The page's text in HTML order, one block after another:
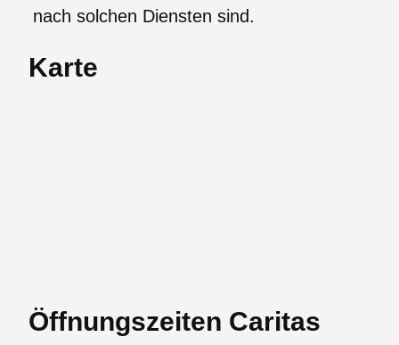
nach solchen Diensten sind.
Karte
Öffnungszeiten Caritas